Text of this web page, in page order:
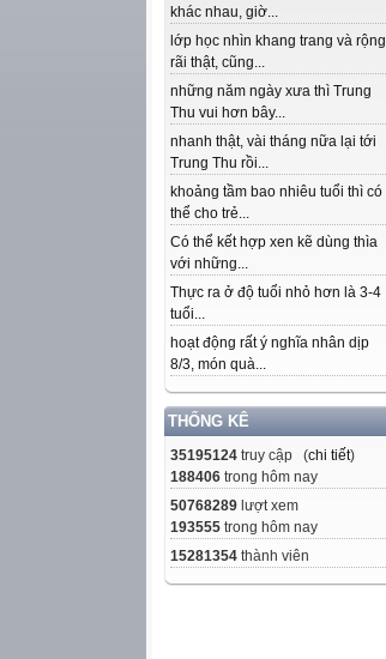
khác nhau, giờ...
lớp học nhìn khang trang và rộng
rãi thật, cũng...
những năm ngày xưa thì Trung
Thu vui hơn bây...
nhanh thật, vài tháng nữa lại tới
Trung Thu rồi...
khoảng tầm bao nhiêu tuổi thì có
thể cho trẻ...
Có thể kết hợp xen kẽ dùng thìa
với những...
Thực ra ở độ tuổi nhỏ hơn là 3-4
tuổi...
hoạt động rất ý nghĩa nhân dịp
8/3, món quà...
THỐNG KÊ
35195124 truy cập (chi tiết)
188406 trong hôm nay
50768289 lượt xem
193555 trong hôm nay
15281354 thành viên